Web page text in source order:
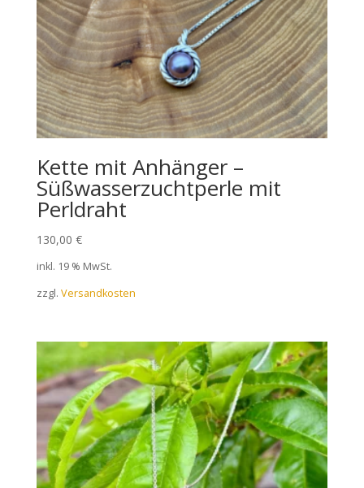
Kette mit Anhänger –
Süßwasserzuchtperle mit
Perldraht
130,00 €
inkl. 19 % MwSt.
zzgl. Versandkosten